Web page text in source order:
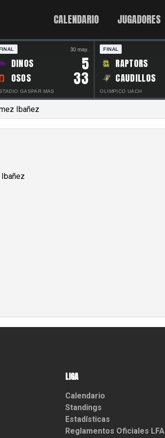
CALENDARIO JUGADORES
30 may.
DINOS 5
OSOS 33
GASPAR MAS
FINAL
RAPTORS
CAUDILLOS
OLIMPICO UACH
LIGA
Calendario
Standings
Estadísticas
Reglamentos Oficiales LFA